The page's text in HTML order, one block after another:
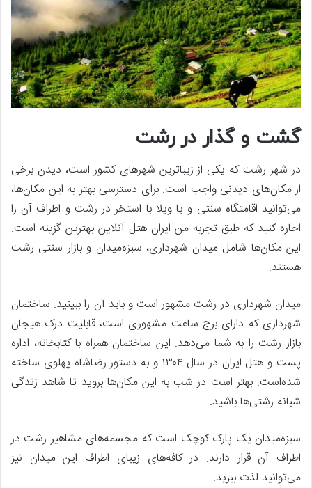
گشت و گذار در رشت
در شهر رشت که یکی از زیباترین شهرهای کشور است، دیدن برخی
از مکان‌های دیدنی واجب است. برای دسترسی بهتر به این مکان‌ها،
می‌توانید اقامتگاه سنتی و یا ویلا با استخر در رشت و اطراف آن را
اجاره کنید که طبق تجربه من ایران هتل آنلاین بهترین گزینه است.
این مکان‌ها شامل میدان شهرداری، سبزه‌میدان و بازار سنتی رشت
هستند.
میدان شهرداری در رشت مشهور است و باید آن را ببینید. ساختمان
شهرداری که دارای برج ساعت مشهوری است، قابلیت درک هیجان
بازار رشت را به شما می‌دهد. این ساختمان همراه با کتابخانه، اداره
پست و هتل ایران در سال ۱۳۰۴ و به دستور رضاشاه پهلوی ساخته
شده‌است. بهتر است در شب به این مکان‌ها بروید تا شاهد زندگی
شبانه رشتی‌ها باشید.
سبزه‌میدان یک پارک کوچک است که مجسمه‌های مشاهیر رشت در
اطراف آن قرار دارند. در کافه‌های زیبای اطراف این میدان نیز
می‌توانید لذت ببرید.